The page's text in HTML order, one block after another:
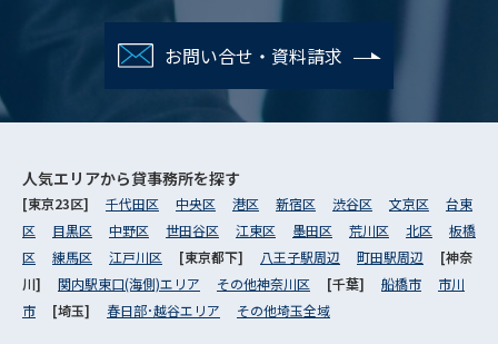
お問い合せ・資料請求
人気エリアから貸事務所を探す
[東京23区] 千代田区 中央区 港区 新宿区 渋谷区 文京区
台東
区
目黒区 中野区 世田谷区 江東区 墨田区 荒川区 北区
板橋
区
練馬区 江戸川区 [東京都下] 八王子駅周辺 町田駅周辺
[神奈
川] 関内駅東口(海側)エリア その他神奈川区 [千葉] 船橋市
市川
市
[埼玉] 春日部･越谷エリア その他埼玉全域